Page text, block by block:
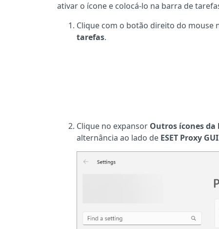
ativar o ícone e colocá-lo na barra de
Clique com o botão direito do mouse
tarefas.
Clique no expansor Outros ícones da
alternância ao lado de ESET Proxy GUI